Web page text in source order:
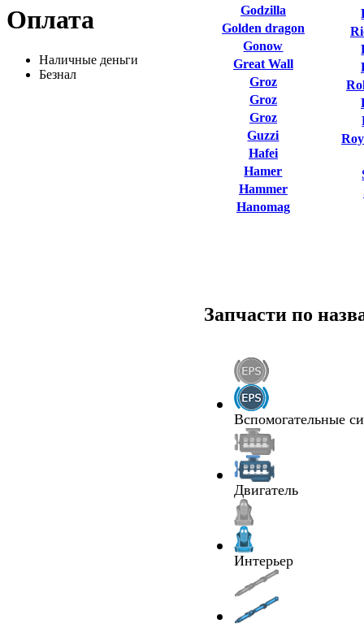
Оплата
Наличные деньги
Безнал
Godzilla
Golden dragon
Gonow
Great Wall
Groz
Groz
Groz
Guzzi
Hafei
Hamer
Hammer
Hanomag
Запчасти по
Вспомогательные
Двигатель
Интерьер